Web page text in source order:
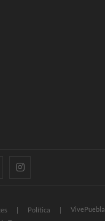
instagram
Política VivePuebla